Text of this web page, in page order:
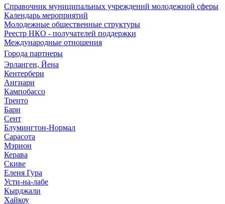
Справочник муниципальных учреждений молодежной сферы
Календарь мероприятий
Молодежные общественные структуры
Реестр НКО - получателей поддержки
Международные отношения
Города партнеры
Эрланген, Йена
Кентербери
Ангиари
Кампобассо
Тренто
Бари
Сент
Блумингтон-Нормал
Сарасота
Мэрион
Керава
Скиве
Еленя Гура
Усти-на-лабе
Кырджали
Хайкоу